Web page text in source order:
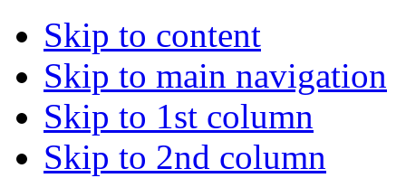
Skip to content
Skip to main navigation
Skip to 1st column
Skip to 2nd column